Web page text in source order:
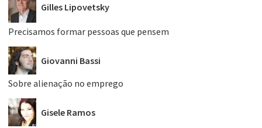
Gilles Lipovetsky
Precisamos formar pessoas que pensem
Giovanni Bassi
Sobre alienação no emprego
Gisele Ramos